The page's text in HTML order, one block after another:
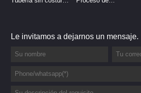
costura
Le invitamos a dejarnos un mensaje.